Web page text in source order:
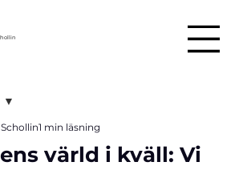
värld i kväll: Vi
1 min läsning